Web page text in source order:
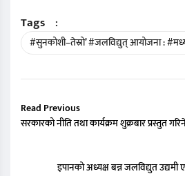
Tags :
#सुनकोशी–तेस्रो’ #जलविद्युत् आयोजना :
Read Previous
सरकारको नीति तथा कार्यक्रम शुक्रबार प्रस्तुत
इपानको अध्यक्ष बन्न जलविद्युत उद्यमी